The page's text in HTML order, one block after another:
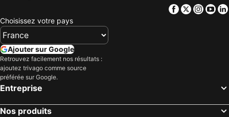
Facebook
Twitter
Choisissez votre pays
Ajouter sur Google
Retrouvez facilement nos résultats :
ajoutez trivago comme source
préférée sur Google.
Entreprise
Nos produits